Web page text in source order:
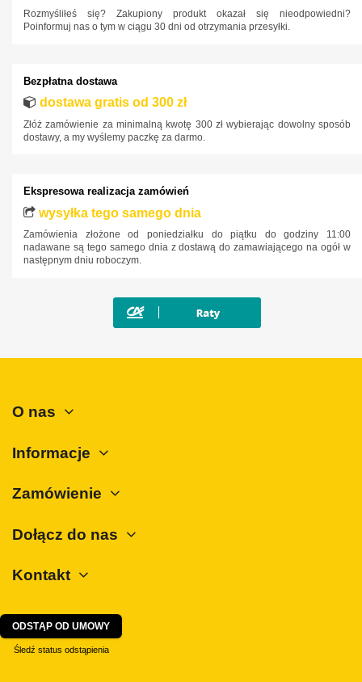
Rozmyśliłeś się? Zakupiony produkt okazał się nieodpowiedni?
Poinformuj nas o tym w ciągu 30 dni od otrzymania przesyłki.
Bezpłatna dostawa
dostawa gratis od 300 zł
Złóż zamówienie za minimalną kwotę 300 zł wybierając dowolny sposób
dostawy, a my wyślemy paczkę za darmo.
Ekspresowa realizacja zamówień
wysyłka tego samego dnia
Zamówienia złożone od poniedziałku do piątku do godziny 11:00
nadawane są tego samego dnia z dostawą do zamawiającego na ogół w
następnym dniu roboczym.
O nas
Informacje
Zamówienie
Dołącz do nas
Kontakt
ODSTĄP OD UMOWY
Śledź status odstąpienia